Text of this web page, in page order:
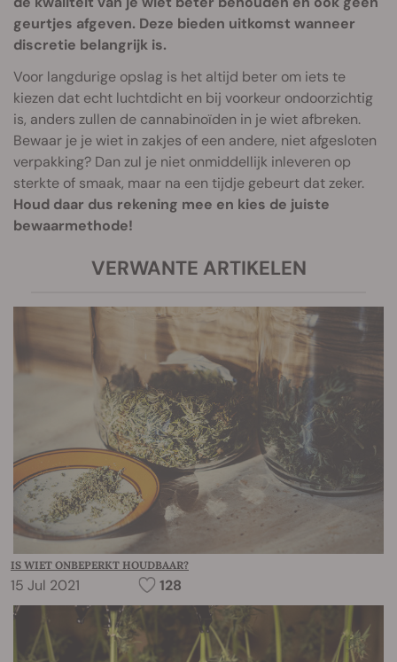
geurtjes afgeven. Deze bieden uitkomst wanneer
discretie belangrijk is.
Voor langdurige opslag is het altijd beter om iets te
kiezen dat echt luchtdicht en bij voorkeur ondoorzichtig
is, anders zullen de cannabinoïden in je wiet afbreken.
Bewaar je je wiet in zakjes of een andere, niet afgesloten
verpakking? Dan zul je niet onmiddellijk inleveren op
sterkte of smaak, maar na een tijdje gebeurt dat zeker.
Houd daar dus rekening mee en kies de juiste
bewaarmethode!
VERWANTE ARTIKELEN
IS WIET ONBEPERKT HOUDBAAR?
15 Jul 2021 128